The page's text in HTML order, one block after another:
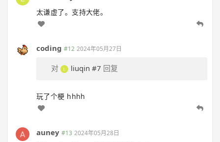
太谦虚了。支持大佬。
coding #12 2024年05月27日
对 liuqin #7 回复
玩了个梗 hhhh
auney #13 2024年05月28日